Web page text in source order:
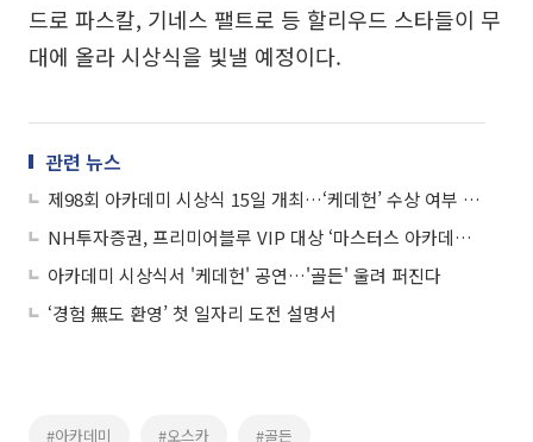
드로 파스칼, 기네스 팰트로 등 할리우드 스타들이 무
대에 올라 시상식을 빛낼 예정이다.
관련 뉴스
제98회 아카데미 시상식 15일 개최…‘케데헌’ 수상 여부 주목
NH투자증권, 프리미어블루 VIP 대상 ‘마스터스 아카데미 1기’ 출범
아카데미 시상식서 '케데헌' 공연…'골든' 울려 퍼진다
‘경험 無도 환영’ 첫 일자리 도전 설명서
#아카데미 #오스카 #골든